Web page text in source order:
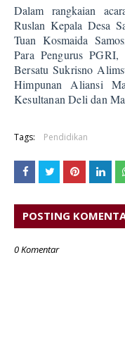
Dalam rangkaian
Ruslan Kepala Desa
Tuan Kosmaida
Para Pengurus PGRI,
Bersatu Sukrisno
Himpunan Aliansi
Kesultanan Deli dan
Tags: Pendidikan
POSTING
0 Komentar